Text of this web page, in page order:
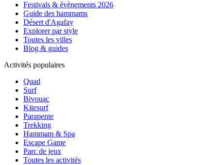
Festivals & évènements 2026
Guide des hammams
Désert d'Agafay
Explorer par style
Toutes les villes
Blog & guides
Activités populaires
Quad
Surf
Bivouac
Kitesurf
Parapente
Trekking
Hammam & Spa
Escape Game
Parc de jeux
Toutes les activités